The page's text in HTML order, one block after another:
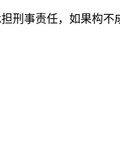
刑事责任，如果构